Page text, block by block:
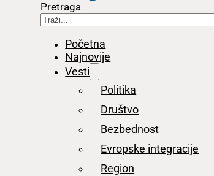
Pretraga
Početna
Najnovije
Vesti
Politika
Društvo
Bezbednost
Evropske integracije
Region